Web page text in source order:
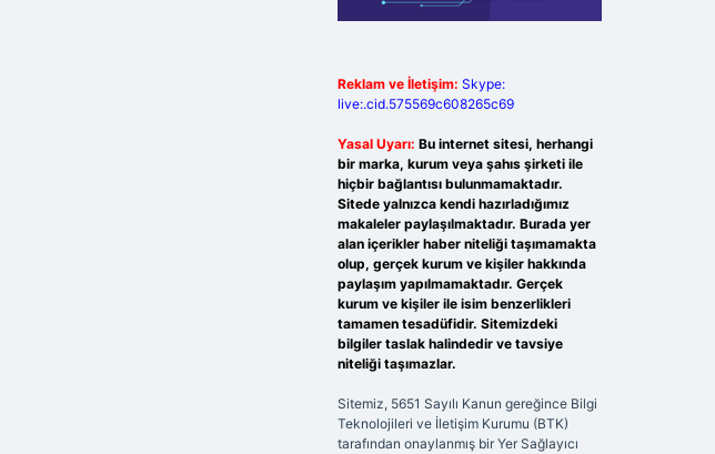
Reklam ve İletişim: Skype:
live:.cid.575569c608265c69
Yasal Uyarı: Bu internet sitesi, herhangi
bir marka, kurum veya şahıs şirketi ile
hiçbir bağlantısı bulunmamaktadır.
Sitede yalnızca kendi hazırladığımız
makaleler paylaşılmaktadır. Burada yer
alan içerikler haber niteliği taşımamakta
olup, gerçek kurum ve kişiler hakkında
paylaşım yapılmamaktadır. Gerçek
kurum ve kişiler ile isim benzerlikleri
tamamen tesadüfidir. Sitemizdeki
bilgiler taslak halindedir ve tavsiye
niteliği taşımazlar.
Sitemiz, 5651 Sayılı Kanun gereğince Bilgi
Teknolojileri ve İletişim Kurumu (BTK)
tarafından onaylanmış bir Yer Sağlayıcı